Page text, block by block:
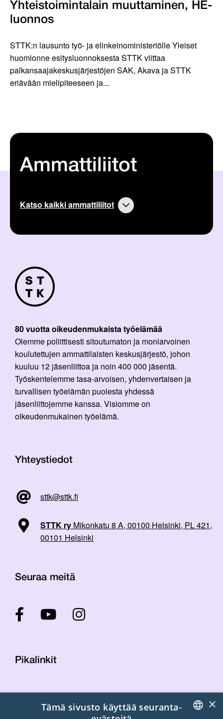
Yhteistoimintalain muuttaminen, HE-
luonnos
STTK:n lausunto työ- ja elinkeinoministeriölle Yleiset
huomionne esitysluonnoksesta STTK viittaa
palkansaajakeskusjärjestöjen SAK, Akava ja STTK
eriävään mielipiteeseen ja...
Ammattiliitot
Katso kaikki ammattiliitot
80 vuotta oikeudenmukaista työelämää
Olemme poliittisesti sitoutumaton ja moniarvoinen
koulutettujen ammattilaisten keskusjärjestö, johon
kuuluu 12 jäsenliittoa ja noin 400 000 jäsentä.
Työskentelemme tasa-arvoisen, yhdenvertaisen ja
turvallisen työelämän puolesta yhdessä
jäsenliittojemme kanssa. Visiomme on
oikeudenmukainen työelämä.
Yhteystiedot
sttk@sttk.fi
STTK ry Mikonkatu 8 A, 00100 Helsinki, PL 421,
00101 Helsinki
Seuraa meitä
Pikalinkit
Laskutustiedot
×
Tämä sivusto käyttää seuranta-